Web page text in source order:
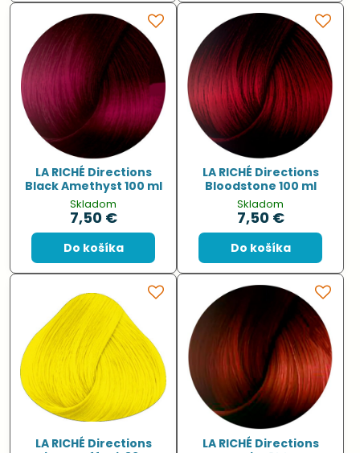
LA RICHÉ Directions
Black Amethyst 100 ml
Skladom
7,50 €
Do košíka
LA RICHÉ Directions
Bloodstone 100 ml
Skladom
7,50 €
Do košíka
LA RICHÉ Directions
LA RICHÉ Directions